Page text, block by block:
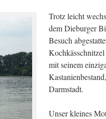
Trotz leicht
dem Dieburger
Besuch
mit seinem
Darmstadt.
Unser kleines